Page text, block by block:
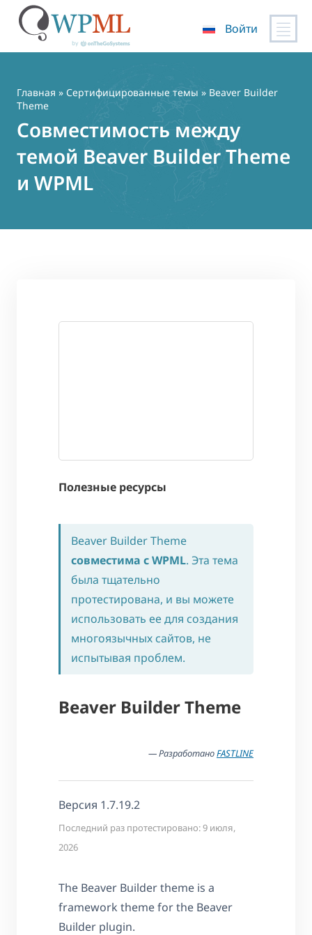
содержимому
Войти
Главная » Сертифицированные темы » Beaver Builder
Theme
Совместимость между
темой Beaver Builder Theme
и WPML
Полезные ресурсы
Beaver Builder Theme
совместима с WPML. Эта тема
была тщательно
протестирована, и вы можете
использовать ее для создания
многоязычных сайтов, не
испытывая проблем.
Beaver Builder Theme
— РазработаноFASTLINE
Версия 1.7.19.2
Последний раз протестировано: 9 июля,
2026
The Beaver Builder theme is a
framework theme for the Beaver
Builder plugin.